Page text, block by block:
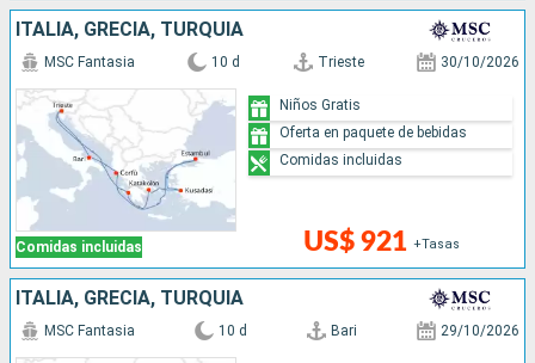
ITALIA, GRECIA, TURQUÍA
Comidas incluidas
MSC Fantasia 10 d Trieste 30/10/2026
US$ 921 +Tasas
Niños Gratis
Oferta en paquete de bebidas
Comidas incluidas
ITALIA, GRECIA, TURQUÍA
MSC Fantasia 10 d Bari 29/10/2026